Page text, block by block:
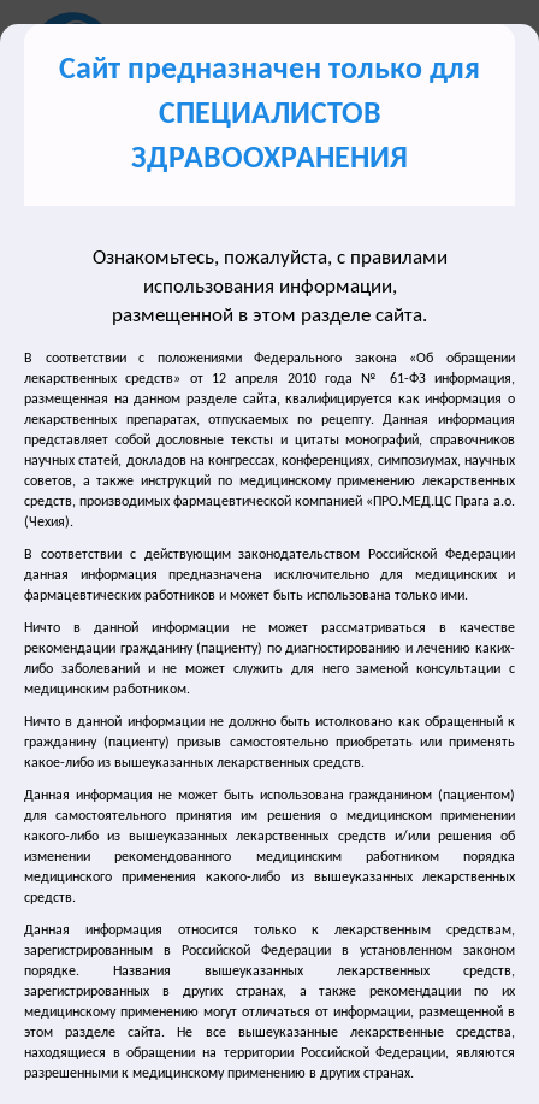
Сайт для врачей о лечении синдрома гиперактивного
мочевого пузыря (ГАМП)
Разделы сайта
Лечение недержания мочи
Нейрогенный мочевой пузырь
Лечение частого мочеиспускания
Лечение энуреза
Лечение цистита
Лечение ГМП
Спазмекс
Спазмекс 30
Упражнения Кегеля
Где купить спазмекс
Статьи и справочные материалы
Каталог медицинских сайтов
Главная | Новости
|
20.06.2017 Поздравляем Вас с Днем медицинского
Сайт предназначен только для
СПЕЦИАЛИСТОВ
ЗДРАВООХРАНЕНИЯ
Ознакомьтесь, пожалуйста, с правилами
использования информации,
размещенной в этом разделе сайта.
В соответствии с положениями Федерального закона «Об обращении
лекарственных средств» от 12 апреля 2010 года № 61-ФЗ информация,
размещенная на данном разделе сайта, квалифицируется как информация о
лекарственных препаратах, отпускаемых по рецепту. Данная информация
представляет собой дословные тексты и цитаты монографий, справочников
научных статей, докладов на конгрессах, конференциях, симпозиумах, научных
советов, а также инструкций по медицинскому применению лекарственных
средств, производимых фармацевтической компанией «ПРО.МЕД.ЦС Прага а.о.
(Чехия).
В соответствии с действующим законодательством Российской Федерации
данная информация предназначена исключительно для медицинских и
фармацевтических работников и может быть использована только ими.
Ничто в данной информации не может рассматриваться в качестве
рекомендации гражданину (пациенту) по диагностированию и лечению каких-
либо заболеваний и не может служить для него заменой консультации с
медицинским работником.
Ничто в данной информации не должно быть истолковано как обращенный к
гражданину (пациенту) призыв самостоятельно приобретать или применять
какое-либо из вышеуказанных лекарственных средств.
Данная информация не может быть использована гражданином (пациентом)
для самостоятельного принятия им решения о медицинском применении
какого-либо из вышеуказанных лекарственных средств и/или решения об
изменении рекомендованного медицинским работником порядка
медицинского применения какого-либо из вышеуказанных лекарственных
средств.
Данная информация относится только к лекарственным средствам,
зарегистрированным в Российской Федерации в установленном законом
порядке. Названия вышеуказанных лекарственных средств,
зарегистрированных в других странах, а также рекомендации по их
медицинскому применению могут отличаться от информации, размещенной в
этом разделе сайта. Не все вышеуказанные лекарственные средства,
находящиеся в обращении на территории Российской Федерации, являются
разрешенными к медицинскому применению в других странах.